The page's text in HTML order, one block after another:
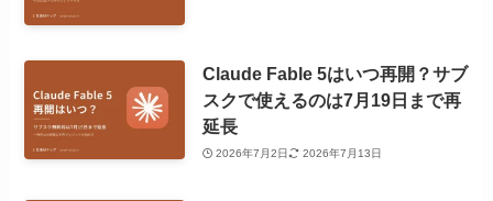
Claude Fable 5はいつ再開？サブ
スクで使えるのは7月19日まで再
延長
2026年7月2日 2026年7月13日